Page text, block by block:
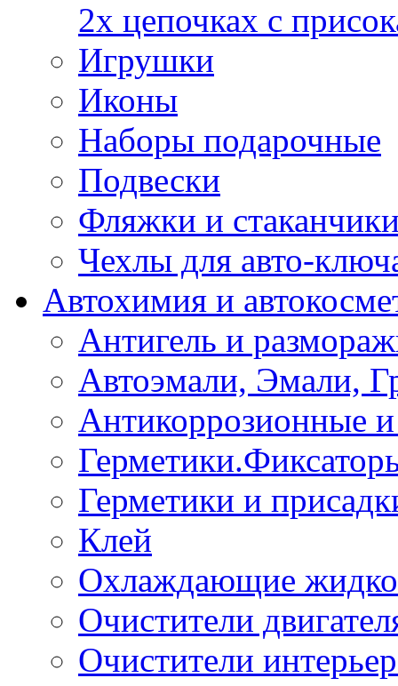
2х цепочках с
Игрушки
Иконы
Наборы подарочные
Подвески
Фляжки и
Чехлы для авто-
Автохимия и
Антигель и
Автоэмали, Эмали,
Антикоррозионные
Герметики и
Клей
Охлаждающие
Очистители
Очистители